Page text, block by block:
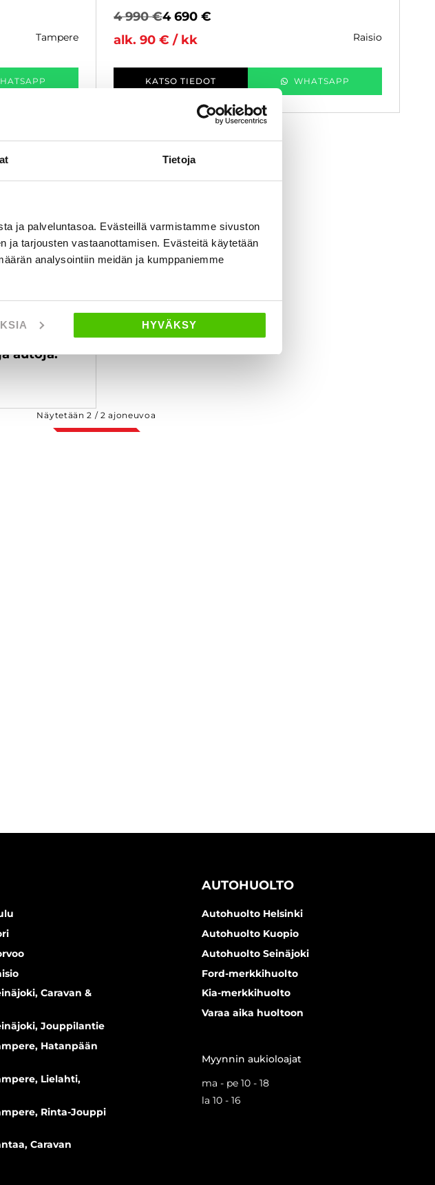
Tietoja
ja palveluntasoa. Evästeillä varmistamme sivuston
ja tarjousten vastaanottamisen. Evästeitä käytetään
analysointiin meidän ja kumppaniemme
HYVÄKSY
tampere
4 990 €4 690 €
alk. 90 € / kk
raisio
KATSO TIEDOT WHATSAPP
autoja.
Näytetään2 /2 ajoneuvoa
Caravan &
Jouppilantie
Hatanpään
Lielahti,
Rinta-Jouppi
Caravan
AUTOHUOLTO
Autohuolto Helsinki
Autohuolto Kuopio
Autohuolto Seinäjoki
Ford-merkkihuolto
Kia-merkkihuolto
Varaa aika huoltoon
Myynnin aukioloajat
ma - pe 10 - 18
la 10 - 16